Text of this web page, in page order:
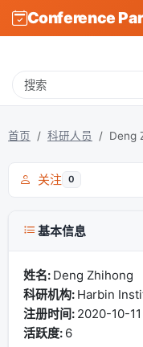
Conference
首页 科研人员 Deng
关注 0
基本信息
姓名: Deng Zhihong
科研机构: Harbin
注册时间: 2020-10-11
活跃度: 6